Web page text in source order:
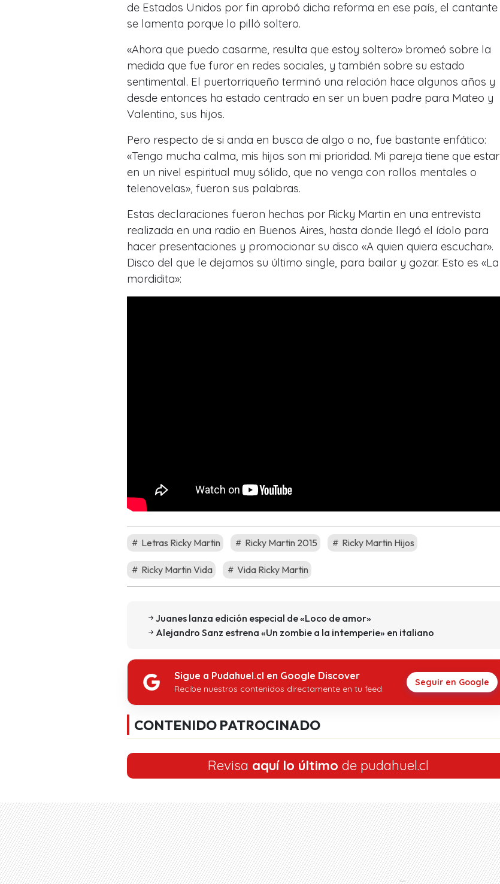
de Estados Unidos por fin aprobó dicha reforma en ese país, el cantante
se lamenta porque lo pilló soltero.
«Ahora que puedo casarme, resulta que estoy soltero» bromeó sobre la
medida que fue furor en redes sociales, y también sobre su estado
sentimental. El puertorriqueño terminó una relación hace algunos años y
desde entonces ha estado centrado en ser un buen padre para Mateo y
Valentino, sus hijos.
Pero respecto de si anda en busca de algo o no, fue bastante enfático:
«Tengo mucha calma, mis hijos son mi prioridad. Mi pareja tiene que estar
en un nivel espiritual muy sólido, que no venga con rollos mentales o
telenovelas», fueron sus palabras.
Estas declaraciones fueron hechas por Ricky Martin en una entrevista
realizada en una radio en Buenos Aires, hasta donde llegó el ídolo para
hacer presentaciones y promocionar su disco «A quien quiera escuchar».
Disco del que le dejamos su último single, para bailar y gozar. Esto es «La
mordidita»:
Letras Ricky Martin Ricky Martin 2015 Ricky Martin Hijos
Ricky Martin Vida Vida Ricky Martin
Juanes lanza edición especial de «Loco de amor»
Alejandro Sanz estrena «Un zombie a la intemperie» en italiano
Sigue a Pudahuel.cl en Google Discover
Recibe nuestros contenidos directamente en tu feed.
Seguir en Google
CONTENIDO PATROCINADO
Revisa aquí lo último de pudahuel.cl